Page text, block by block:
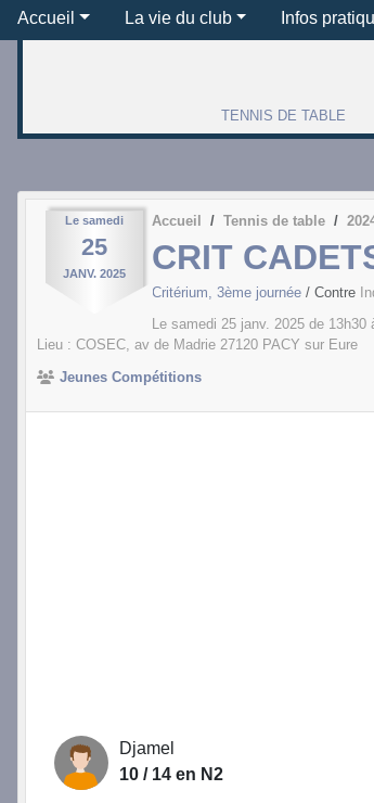
Accueil La vie du club Infos
TENNIS DE TABLE
Le samedi
25
JANV. 2025
Accueil Tennis de table
CRIT
Critérium, 3ème journée / Contre
Le samedi 25 janv. 2025 de 13h30
Lieu : COSEC, av de Madrie 27120 PACY sur Eure
Jeunes Compétitions
Djamel
10 / 14 en N2